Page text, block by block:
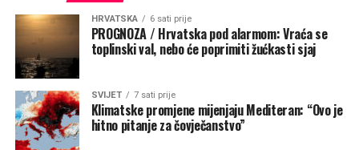
HRVATSKA 6 sati prije
PROGNOZA / Hrvatska pod alarmom: Vraća se
toplinski val, nebo će poprimiti žućkasti sjaj
SVIJET 7 sati prije
Klimatske promjene mijenjaju Mediteran: “Ovo je
hitno pitanje za čovječanstvo”